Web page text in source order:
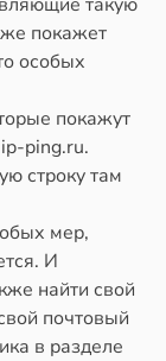
покажет
особых
покажут
ping.ru.
строку там
мер,
И
найти свой
почтовый
в разделе